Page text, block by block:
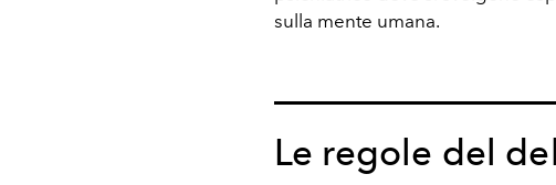
sulla mente umana.
Le regole del